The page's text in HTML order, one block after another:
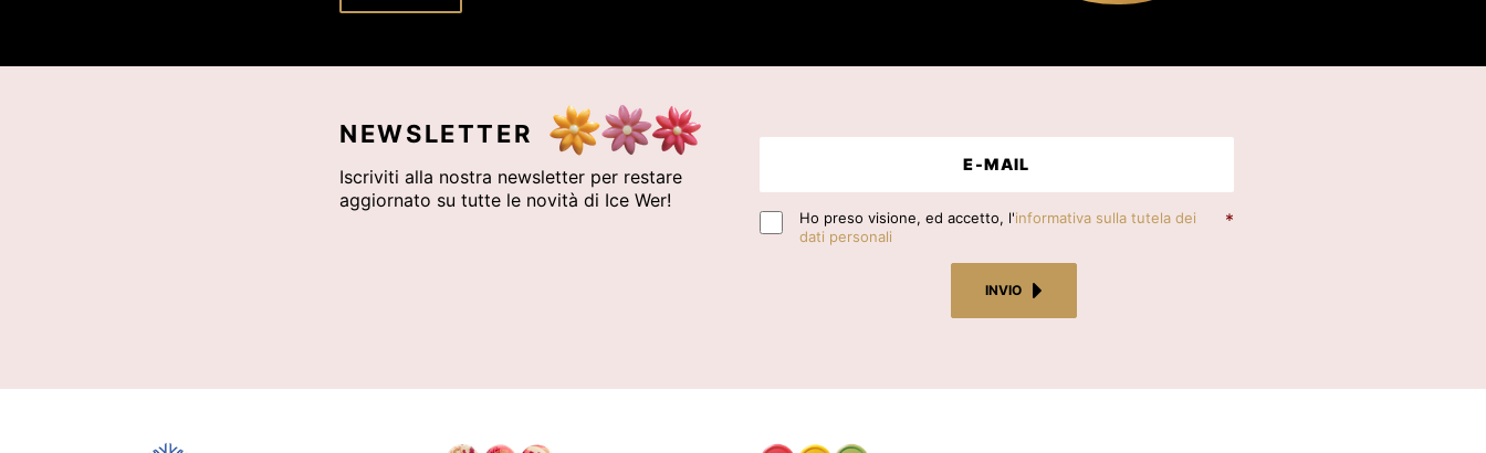
NEWSLETTER
Iscriviti alla nostra newsletter per restare
aggiornato su tutte le novità di Ice Wer!
Ho preso visione, ed accetto, l'informativa sulla tutela dei
dati personali
*
INVIO